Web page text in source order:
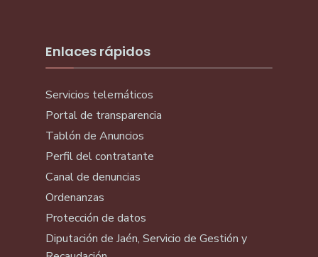
Enlaces rápidos
Servicios telemáticos
Portal de transparencia
Tablón de Anuncios
Perfil del contratante
Canal de denuncias
Ordenanzas
Protección de datos
Diputación de Jaén, Servicio de Gestión y